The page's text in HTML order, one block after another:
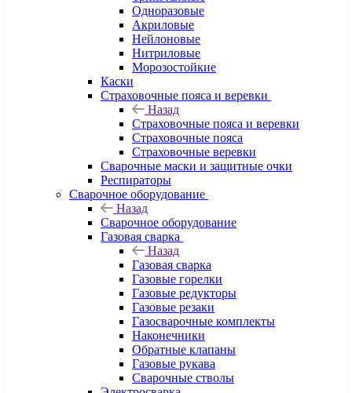
Одноразовые
Акриловые
Нейлоновые
Нитриловые
Морозостойкие
Каски
Страховочные пояса и веревки
Назад
Страховочные пояса и веревки
Страховочные пояса
Страховочные веревки
Сварочные маски и защитные очки
Респираторы
Сварочное оборудование
Назад
Сварочное оборудование
Газовая сварка
Назад
Газовая сварка
Газовые горелки
Газовые редукторы
Газовые резаки
Газосварочные комплекты
Наконечники
Обратные клапаны
Газовые рукава
Сварочные стволы